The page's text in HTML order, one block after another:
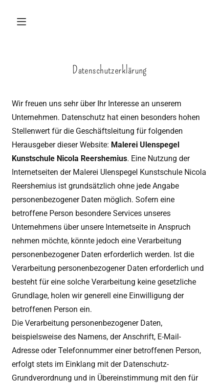
Datenschutzerklärung
Wir freuen uns sehr über Ihr Interesse an unserem
Unternehmen. Datenschutz hat einen besonders hohen
Stellenwert für die Geschäftsleitung für folgenden
Herausgeber dieser Website: Malerei Ulenspegel
Kunstschule Nicola Reershemius. Eine Nutzung der
Internetseiten der Malerei Ulenspegel Kunstschule Nicola
Reershemius ist grundsätzlich ohne jede Angabe
personenbezogener Daten möglich. Sofern eine
betroffene Person besondere Services unseres
Unternehmens über unsere Internetseite in Anspruch
nehmen möchte, könnte jedoch eine Verarbeitung
personenbezogener Daten erforderlich werden. Ist die
Verarbeitung personenbezogener Daten erforderlich und
besteht für eine solche Verarbeitung keine gesetzliche
Grundlage, holen wir generell eine Einwilligung der
betroffenen Person ein.
Die Verarbeitung personenbezogener Daten,
beispielsweise des Namens, der Anschrift, E-Mail-
Adresse oder Telefonnummer einer betroffenen Person,
erfolgt stets im Einklang mit der Datenschutz-
Grundverordnung und in Übereinstimmung mit den für